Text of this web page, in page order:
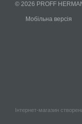
© 2026 PROFF
Мобільна версія
Інтернет-магазин